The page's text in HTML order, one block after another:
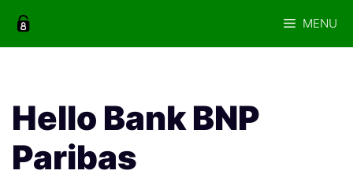
MENU
Hello Bank BNP
Paribas